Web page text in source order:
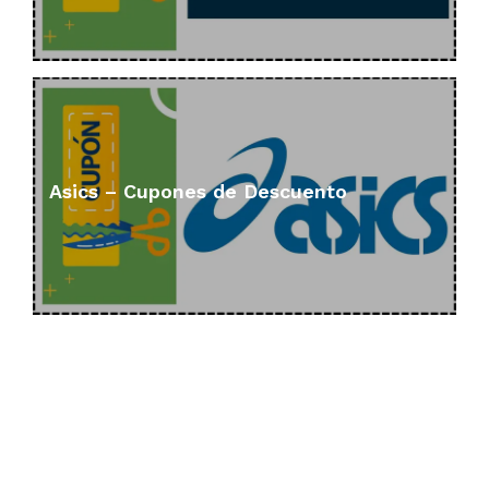
Asics – Cupones de Descuento